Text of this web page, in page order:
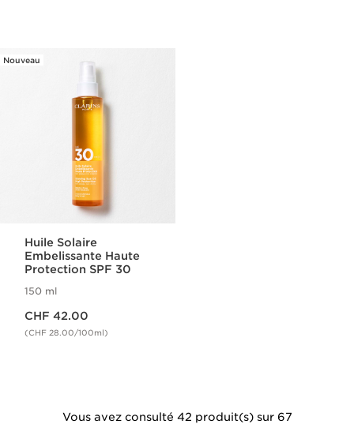
Nouveau
Huile Solaire
Embelissante Haute
Protection SPF 30
150 ml
CHF 42.00
(CHF 28.00/100ml)
Vous avez consulté 42 produit(s) sur 67